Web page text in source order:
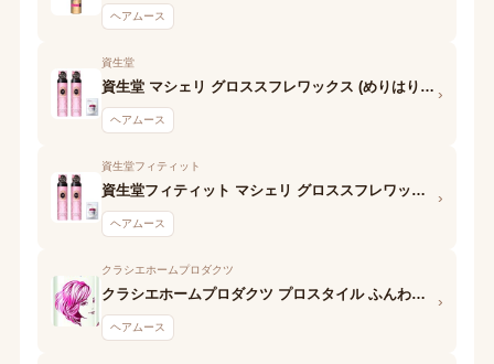
ヘアムース
資生堂
資生堂 マシェリ グロススフレワックス (めりはりウエーブ)N
ヘアムース
›
資生堂フィティット
資生堂フィティット マシェリ グロススフレワックス (ふわふわウエーブ) EX
ヘアムース
›
クラシエホームプロダクツ
クラシエホームプロダクツ プロスタイル ふんわりボリュームアップフォーム
ヘアムース
›